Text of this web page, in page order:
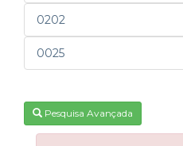
0202
0025
Pesquisa Avançada